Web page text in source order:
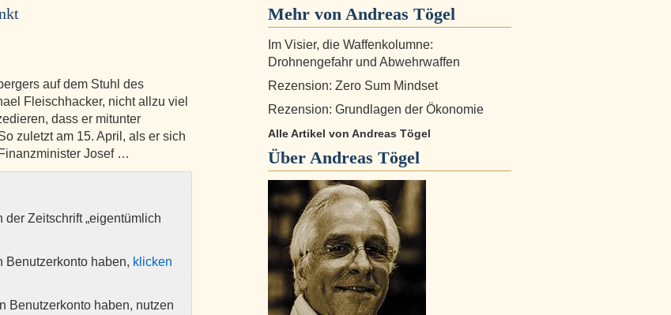
auf dem Stuhl des
Fleischhacker, nicht allzu viel
dass er mitunter
zuletzt am 15. April, als er sich
Josef …
Zeitschrift „eigentümlich
Benutzerkonto haben, klicken
Benutzerkonto haben, nutzen
Mehr von Andreas Tögel
Im Visier, die Waffenkolumne:
Drohnengefahr und Abwehrwaffen
Rezension: Zero Sum Mindset
Rezension: Grundlagen der Ökonomie
Alle Artikel von Andreas Tögel
Über Andreas Tögel